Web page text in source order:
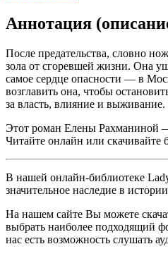
Аннотация
После предательства, словно
зола от сгоревшей жизни. Она
самое сердце опасности — в
возглавить она, чтобы
за власть, влияние и
Этот роман Елены Рахманиной —
Читайте онлайн или
В нашей онлайн-библиотеке
значительное наследие в
На нашем сайте Вы можете
выбрать наиболее подходящий
нас есть возможность слушать